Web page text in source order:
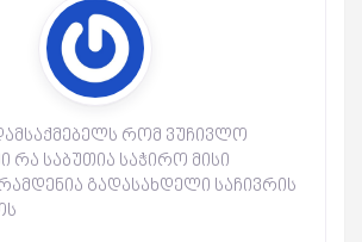
რომ ვუჩივლო
რა საბუთია საჭირო მისი
გადასახდელი საჩივრის